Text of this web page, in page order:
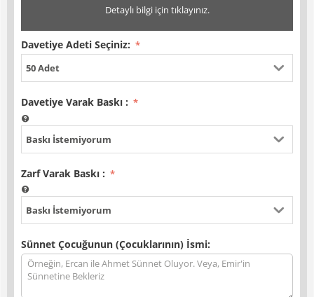
Detaylı bilgi için tıklayınız.
Davetiye Adeti Seçiniz:
50 Adet
Davetiye Varak Baskı :
Baskı İstemiyorum
Zarf Varak Baskı :
Baskı İstemiyorum
Sünnet Çocuğunun (Çocuklarının) İsmi: